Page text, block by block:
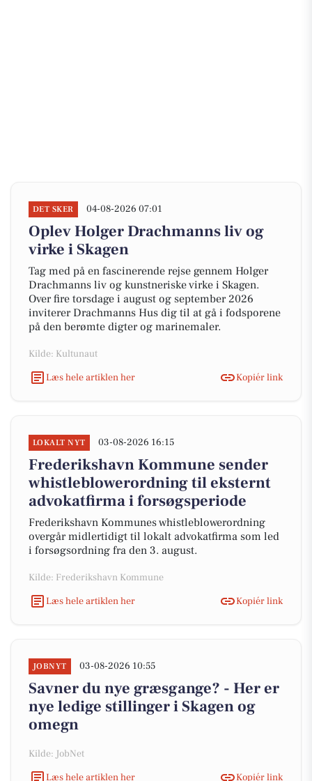
DET SKER 04-08-2026 07:01
Oplev Holger Drachmanns liv og
virke i Skagen
Tag med på en fascinerende rejse gennem Holger
Drachmanns liv og kunstneriske virke i Skagen.
Over fire torsdage i august og september 2026
inviterer Drachmanns Hus dig til at gå i fodsporene
på den berømte digter og marinemaler.
Kilde: Kultunaut
Læs hele artiklen her
Kopiér link
LOKALT NYT 03-08-2026 16:15
Frederikshavn Kommune sender
whistleblowerordning til eksternt
advokatfirma i forsøgsperiode
Frederikshavn Kommunes whistleblowerordning
overgår midlertidigt til lokalt advokatfirma som led
i forsøgsordning fra den 3. august.
Kilde: Frederikshavn Kommune
Læs hele artiklen her
Kopiér link
JOBNYT 03-08-2026 10:55
Savner du nye græsgange? - Her er
nye ledige stillinger i Skagen og
omegn
Kilde: JobNet
Læs hele artiklen her
Kopiér link